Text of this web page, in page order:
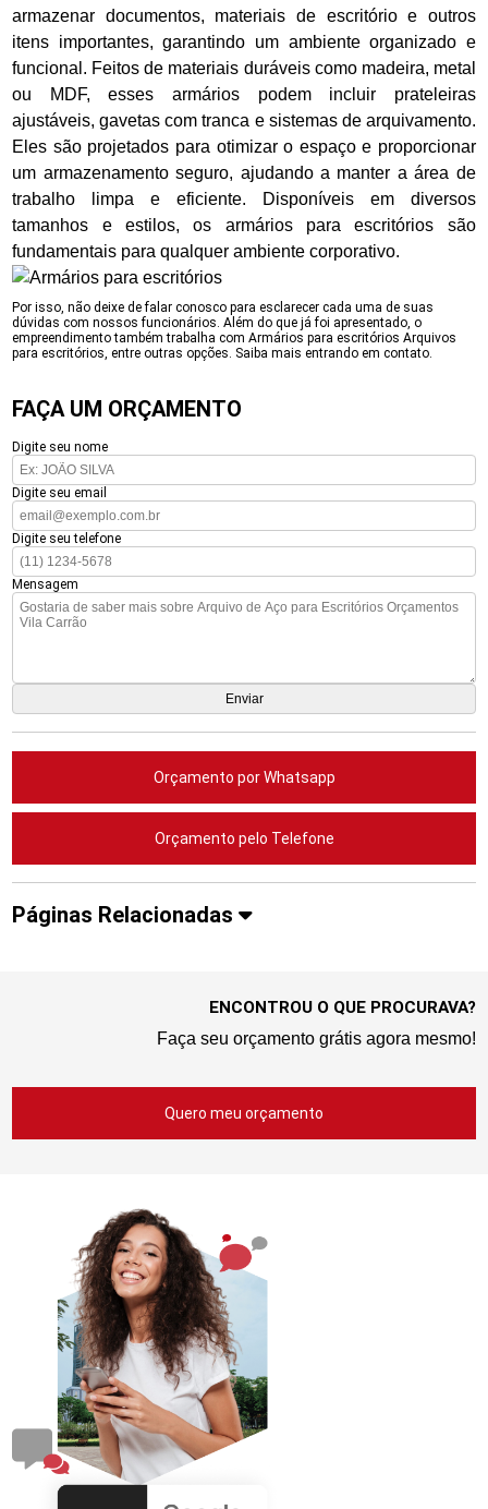
armazenar documentos, materiais de escritório e outros
itens importantes, garantindo um ambiente organizado e
funcional. Feitos de materiais duráveis como madeira, metal
ou MDF, esses armários podem incluir prateleiras
ajustáveis, gavetas com tranca e sistemas de arquivamento.
Eles são projetados para otimizar o espaço e proporcionar
um armazenamento seguro, ajudando a manter a área de
trabalho limpa e eficiente. Disponíveis em diversos
tamanhos e estilos, os armários para escritórios são
fundamentais para qualquer ambiente corporativo.
Por isso, não deixe de falar conosco para esclarecer cada uma de suas
dúvidas com nossos funcionários. Além do que já foi apresentado, o
empreendimento também trabalha com Armários para escritórios Arquivos
para escritórios, entre outras opções. Saiba mais entrando em contato.
FAÇA UM ORÇAMENTO
Digite seu nome
Digite seu email
Digite seu telefone
Mensagem
Orçamento por Whatsapp
Orçamento pelo Telefone
Páginas Relacionadas
ENCONTROU O QUE PROCURAVA?
Faça seu orçamento grátis agora mesmo!
Quero meu orçamento